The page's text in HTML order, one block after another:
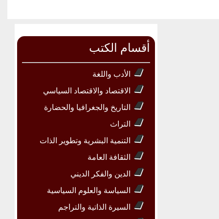
أقسام الكتب
الأدب واللغة
الاقتصاد والاقتصاد السياسي
التاريخ والجغرافيا والحضارة
التراث
التنمية البشرية وتطوير الذات
الثقافة العامة
الدين والفكر الديني
السياسة والعلوم السياسية
السيرة الذاتية والتراجم